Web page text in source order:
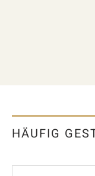
HÄUFIG